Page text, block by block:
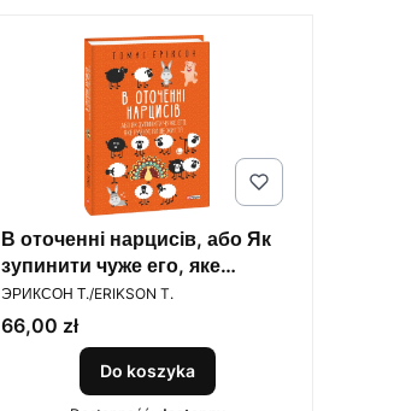
В оточенні нарцисів, або Як
зупинити чуже его, яке
руйнує ваше життя
PRODUCENT
ЭРИКСОН Т./ERIKSON T.
Cena
66,00 zł
Do koszyka